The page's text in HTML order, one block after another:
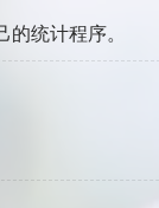
统计程序。